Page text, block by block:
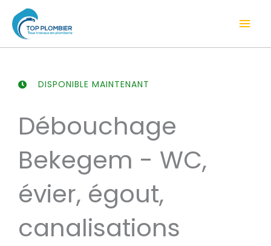
contenu
DISPONIBLE MAINTENANT
Débouchage
Bekegem - WC,
évier, égout,
canalisations